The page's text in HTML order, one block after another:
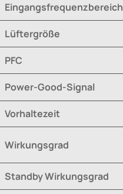
Eingangsfrequenzbereich
Lüftergröße
PFC
Power-Good-Signal
Vorhaltezeit
Wirkungsgrad
Standby Wirkungsgrad